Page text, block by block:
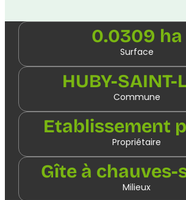
0.0309 ha
Surface
HUBY-SAINT-
Commune
Etablissement
Propriétaire
Gîte à chauves-
Milieux